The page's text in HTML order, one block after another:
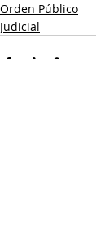
Orden Público
Judicial